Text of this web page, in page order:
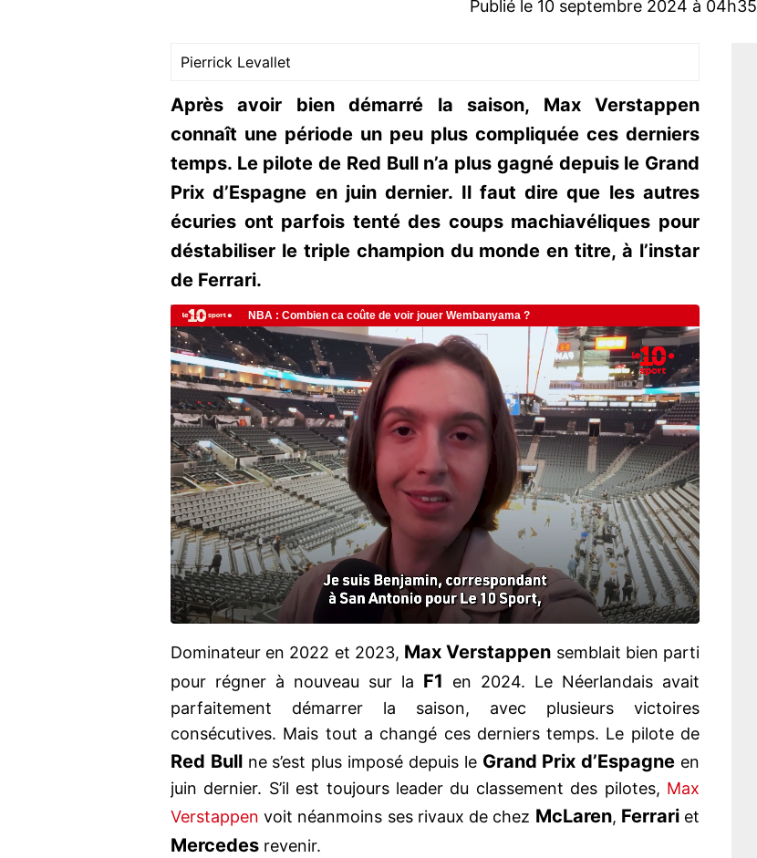
Publié le 10 septembre 2024 à 04h35
Pierrick Levallet
Après avoir bien démarré la saison, Max Verstappen
connaît une période un peu plus compliquée ces derniers
temps. Le pilote de Red Bull n’a plus gagné depuis le Grand
Prix d’Espagne en juin dernier. Il faut dire que les autres
écuries ont parfois tenté des coups machiavéliques pour
déstabiliser le triple champion du monde en titre, à l’instar
de Ferrari.
Dominateur en 2022 et 2023, Max Verstappen semblait bien parti
pour régner à nouveau sur la F1 en 2024. Le Néerlandais avait
parfaitement démarrer la saison, avec plusieurs victoires
consécutives. Mais tout a changé ces derniers temps. Le pilote de
Red Bull ne s’est plus imposé depuis le Grand Prix d’Espagne en
juin dernier. S’il est toujours leader du classement des pilotes, Max
Verstappen voit néanmoins ses rivaux de chez McLaren, Ferrariet
Mercedes revenir.